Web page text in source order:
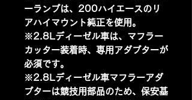
ーランプは、200ハイエースのリ
アハイマウント純正を使用。
※2.8Lディーゼル車は、マフラー
カッター装着時、専用アダプターが
必須です。
※2.8Lディーゼル車マフラーアダ
プターは競技用部品のため、保安基